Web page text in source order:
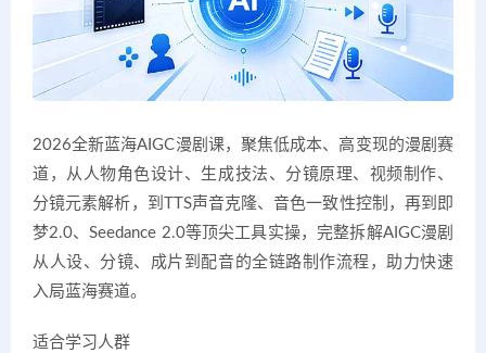
2026全新蓝海AIGC漫剧课，聚焦低成本、高变现的漫剧赛
道，从人物角色设计、生成技法、分镜原理、视频制作、
分镜元素解析，到TTS声音克隆、音色一致性控制，再到即
梦2.0、Seedance 2.0等顶尖工具实操，完整拆解AIGC漫剧
从人设、分镜、成片到配音的全链路制作流程，助力快速
入局蓝海赛道。
适合学习人群